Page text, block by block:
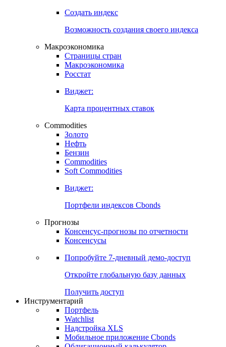
Создать индекс
Возможность создания своего индекса
Макроэкономика
Страницы стран
Макроэкономика
Росстат
Виджет:
Карта процентных ставок
Commodities
Золото
Нефть
Бензин
Commodities
Soft Commodities
Виджет:
Портфели индексов Cbonds
Прогнозы
Консенсус-прогнозы по отчетности
Консенсусы
Попробуйте 7-дневный демо-доступ
Откройте глобальную базу данных
Получить доступ
Инструментарий
Портфель
Watchlist
Надстройка XLS
Мобильное приложение Cbonds